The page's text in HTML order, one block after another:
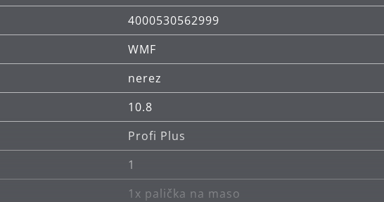
4000530562999
WMF
nerez
10.8
Profi Plus
1
1x palička na maso